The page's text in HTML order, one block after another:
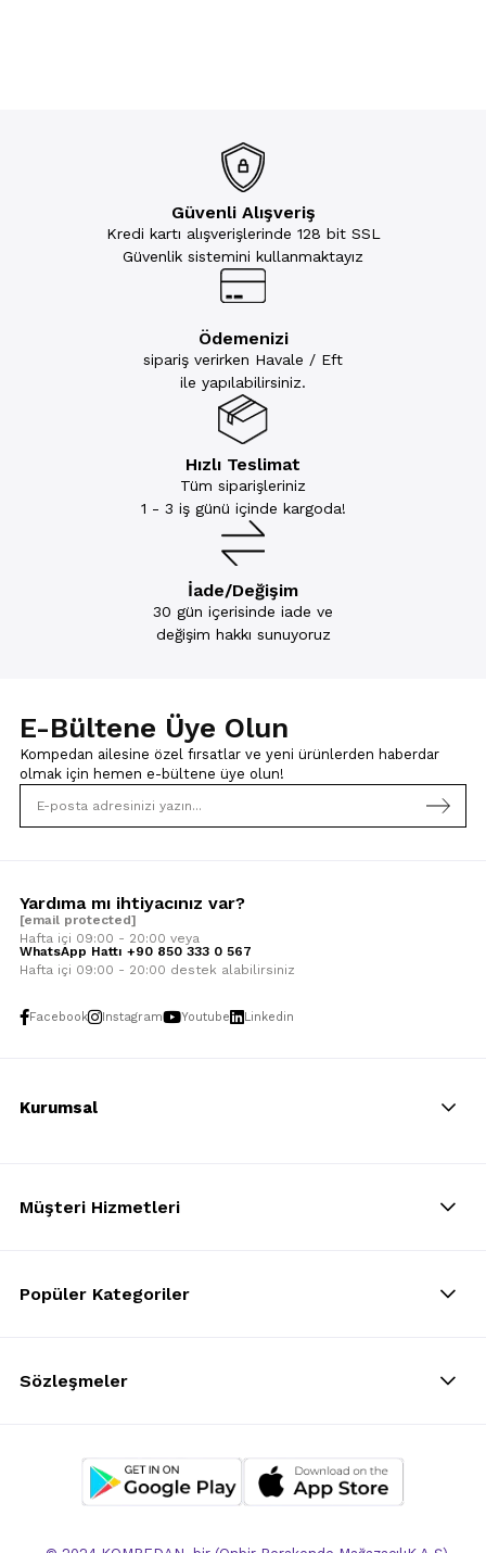
Güvenli Alışveriş
Kredi kartı alışverişlerinde 128 bit SSL
Güvenlik sistemini kullanmaktayız
Ödemenizi
sipariş verirken Havale / Eft
ile yapılabilirsiniz.
Hızlı Teslimat
Tüm siparişleriniz
1 - 3 iş günü içinde kargoda!
İade/Değişim
30 gün içerisinde iade ve
değişim hakkı sunuyoruz
E-Bültene Üye Olun
Kompedan ailesine özel fırsatlar ve yeni ürünlerden haberdar
olmak için hemen e-bültene üye olun!
Yardıma mı ihtiyacınız var?
[email protected]
Hafta içi 09:00 - 20:00 veya
WhatsApp Hattı +90 850 333 0 567
Hafta içi 09:00 - 20:00 destek alabilirsiniz
Facebook Instagram Youtube Linkedin
Kurumsal
Müşteri Hizmetleri
Popüler Kategoriler
Sözleşmeler